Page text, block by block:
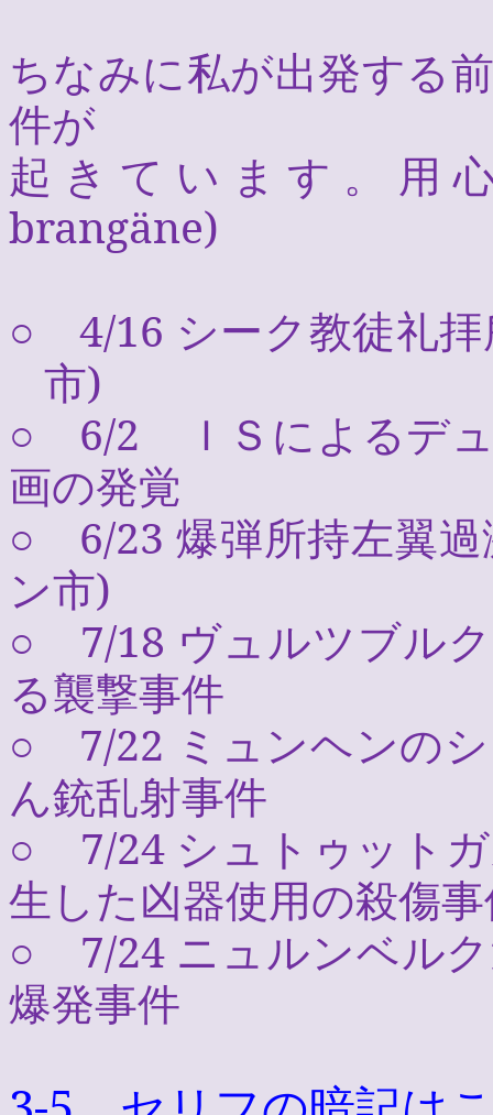
ちなみに私が出発する
件が
起きています。用
brangäne)
○4/16 シーク教徒礼
市)
○ 6/2 ＩＳによるデ
画の発覚
○ 6/23爆弾所持左翼
ン市)
○ 7/18 ヴュルツブル
る襲撃事件
○ 7/22 ミュンヘンの
ん銃乱射事件
○ 7/24 シュトゥット
生した凶器使用の殺傷
○ 7/24 ニュルンベル
爆発事件